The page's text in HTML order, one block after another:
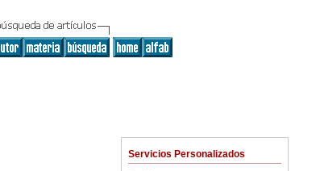
Servicios Personalizados